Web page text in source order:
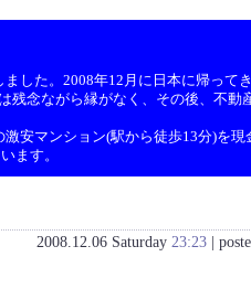
した。2008年12月に日本に帰っ
念ながら縁がなく、その後、不
安マンション(駅から徒歩13分)を
ます。
2008.12.06 Saturday 23:23|